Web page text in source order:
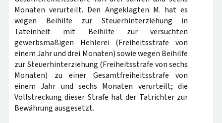
Monaten verurteilt. Den Angeklagten M. hat es
wegen Beihilfe zur Steuerhinterziehung in
Tateinheit mit Beihilfe zur versuchten
gewerbsmäßigen Hehlerei (Freiheitsstrafe von
einem Jahr und drei Monaten) sowie wegen Beihilfe
zur Steuerhinterziehung (Freiheitsstrafe von sechs
Monaten) zu einer Gesamtfreiheitsstrafe von
einem Jahr und sechs Monaten verurteilt; die
Vollstreckung dieser Strafe hat der Tatrichter zur
Bewährung ausgesetzt.